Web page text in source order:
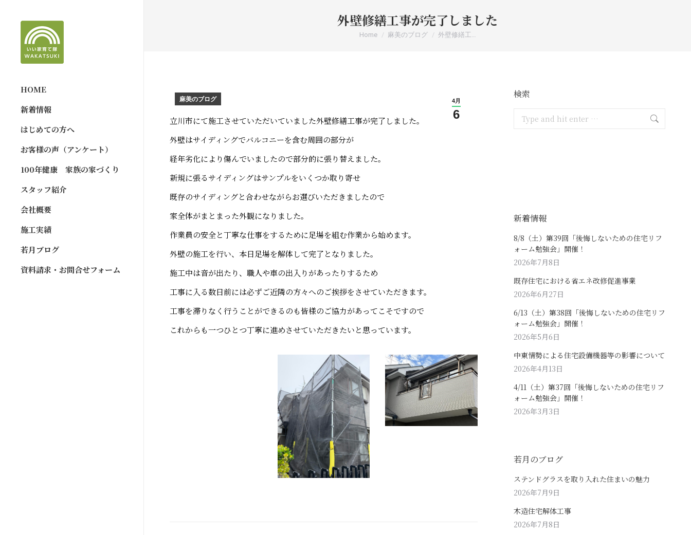
HOME
新着情報
はじめての方へ
お客様の声（アンケート）
100年健康 家族の家づくり
スタッフ紹介
会社概要
施工実績
若月ブログ
資料請求・お問合せフォーム
外壁修繕工事が完了しました
You are here:
Home 麻美のブログ 外壁修繕工…
4月
6
麻美のブログ
立川市にて施工させていただいていました外壁修繕工事が完了しました。
外壁はサイディングでバルコニーを含む周囲の部分が
経年劣化により傷んでいましたので部分的に張り替えました。
新規に張るサイディングはサンプルをいくつか取り寄せ
既存のサイディングと合わせながらお選びいただきましたので
家全体がまとまった外観になりました。
作業員の安全と丁寧な仕事をするために足場を組む作業から始めます。
外壁の施工を行い、本日足場を解体して完了となりました。
施工中は音が出たり、職人や車の出入りがあったりするため
工事に入る数日前には必ずご近隣の方々へのご挨拶をさせていただきます。
工事を滞りなく行うことができるのも皆様のご協力があってこそですので
これからも一つひとつ丁寧に進めさせていただきたいと思っています。
検索
新着情報
8/8（土）第39回「後悔しないための住宅リフ
ォーム勉強会」開催！
2026年7月8日
既存住宅における省エネ改修促進事業
2026年6月27日
6/13（土）第38回「後悔しないための住宅リフ
ォーム勉強会」開催！
2026年5月6日
中東情勢による住宅設備機器等の影響について
2026年4月13日
4/11（土）第37回「後悔しないための住宅リフ
ォーム勉強会」開催！
2026年3月3日
若月のブログ
ステンドグラスを取り入れた住まいの魅力
2026年7月9日
木造住宅解体工事
2026年7月8日